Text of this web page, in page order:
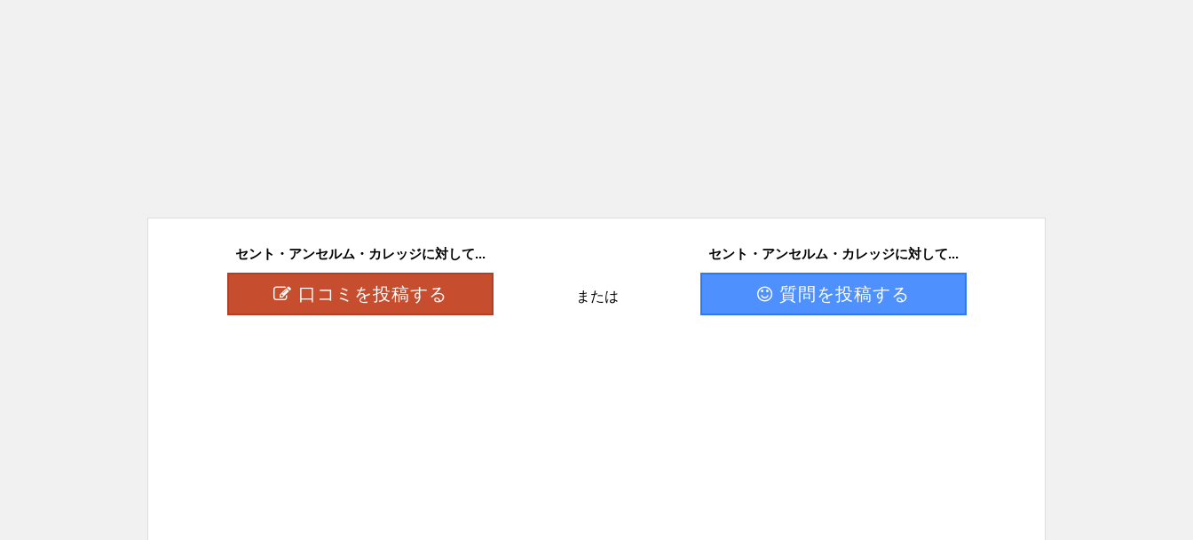
セント・アンセルム・カレッジに対して...
口コミを投稿する または
セント・アンセルム・カレッジに対して...
質問を投稿する